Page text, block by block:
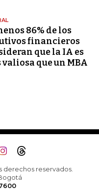
86% de los
financieros
que la IA es
valiosa que un MBA
derechos reservados.